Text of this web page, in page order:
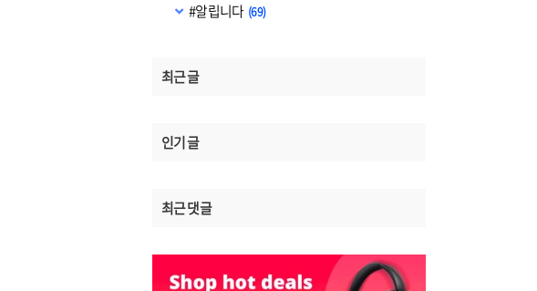
#알립니다 (69)
최근 글
인기 글
최근 댓글